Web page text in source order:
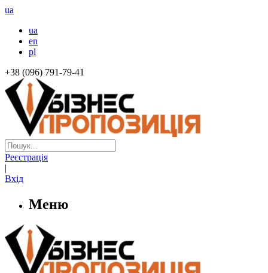
ua
ua
en
pl
+38 (096) 791-79-41
Реєстрація
|
Вхід
Меню